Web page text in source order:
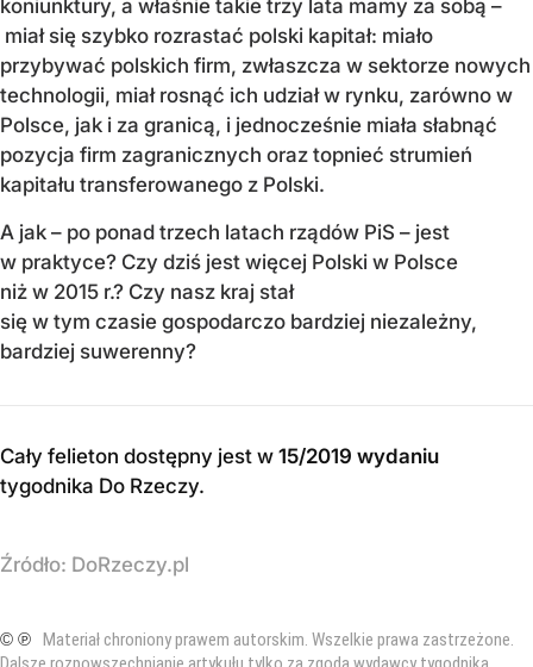
koniunktury, a właśnie takie trzy lata mamy za sobą –
miał się szybko rozrastać polski kapitał: miało
przybywać polskich firm, zwłaszcza w sektorze nowych
technologii, miał rosnąć ich udział w rynku, zarówno w
Polsce, jak i za granicą, i jednocześnie miała słabnąć
pozycja firm zagranicznych oraz topnieć strumień
kapitału transferowanego z Polski.
A jak – po ponad trzech latach rządów PiS – jest
w praktyce? Czy dziś jest więcej Polski w Polsce
niż w 2015 r.? Czy nasz kraj stał
się w tym czasie gospodarczo bardziej niezależny,
bardziej suwerenny?
Cały felieton dostępny jest w 15/2019 wydaniu
tygodnika Do Rzeczy.
Źródło: DoRzeczy.pl
© ℗ Materiał chroniony prawem autorskim. Wszelkie prawa zastrzeżone.